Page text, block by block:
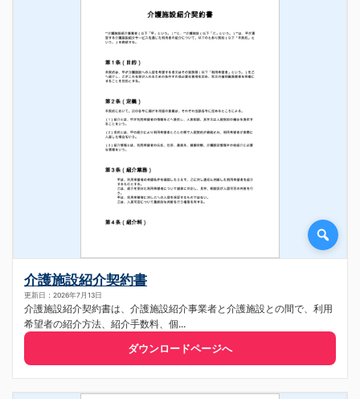
介護施設紹介契約書
更新日：2026年7月13日
介護施設紹介契約書は、介護施設紹介事業者と介護施設との間で、利用
希望者の紹介方法、紹介手数料、個...
ダウンロードページへ